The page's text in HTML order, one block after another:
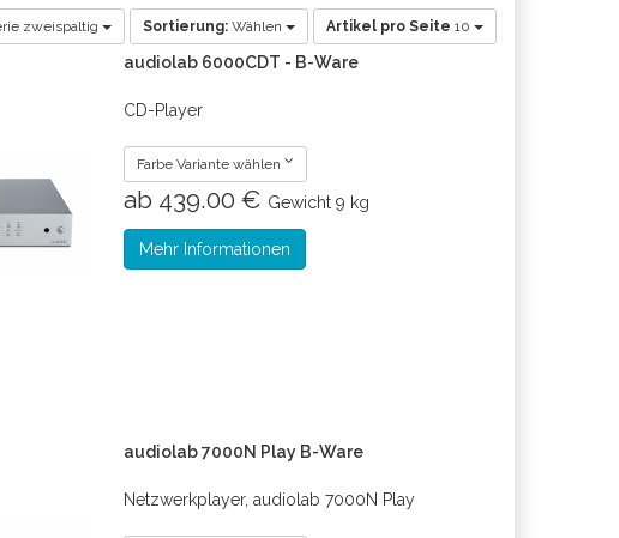
zweispaltig Sortierung: Wählen Artikel pro Seite 10
audiolab 6000CDT - B-Ware
CD-Player
Farbe Variante wählen
ab 439.00 € Gewicht 9 kg
Mehr Informationen
audiolab 7000N Play B-Ware
Netzwerkplayer, audiolab 7000N Play